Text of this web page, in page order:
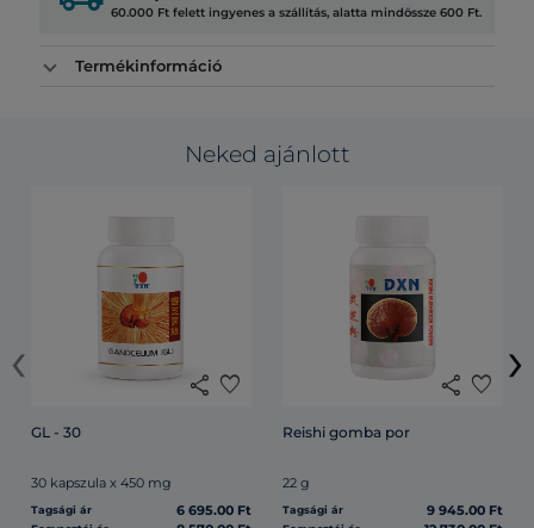
60.000 Ft felett ingyenes a szállítás, alatta mindössze 600 Ft.
Termékinformáció
Neked ajánlott
share favorite
GL - 30
30 kapszula x 450 mg
Tagsági ár 6 695.00 Ft
share favorite
Reishi gomba por
22 g
Tagsági ár 9 945.00 Ft
‹ ›